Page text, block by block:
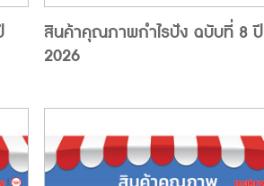
สินค้าคุณภาพกำไรปัง ฉบับที่ 8 ปี
2026